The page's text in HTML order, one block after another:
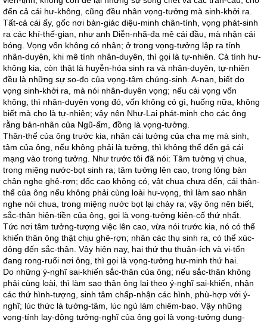
đến cả cái hư-không, cũng đều nhân vọng-tưởng mà sinh-khởi ra.
Tất-cả cái ấy, gốc nơi bản-giác diệu-minh chân-tính, vọng phát-sinh
ra các khí-thế-gian, như anh Diễn-nhã-đa mê cái đầu, mà nhận cái
bóng. Vọng vốn không có nhân; ở trong vọng-tưởng lập ra tính
nhân-duyên, khi mê tính nhân-duyên, thì gọi là tự-nhiên. Cả tính hư-
không kia, còn thật là huyễn-hóa sinh ra và nhân-duyên, tự-nhiên
đều là những sự so-đo của vọng-tâm chúng-sinh. A-nan, biết do
vọng sinh-khởi ra, mà nói nhân-duyên vọng; nếu cái vọng vốn
không, thì nhân-duyên vọng đó, vốn không có gì, huống nữa, không
biết mà cho là tự-nhiên; vậy nên Như-Lai phát-minh cho các ông
rằng bản-nhân của Ngũ-ấm, đồng là vọng-tưởng.
Thân-thể của ông trước kia, nhân cái tưởng của cha mẹ mà sinh,
tâm của ông, nếu không phải là tưởng, thì không thể đến gá cái
mạng vào trong tưởng. Như trước tôi đã nói: Tâm tưởng vị chua,
trong miệng nước-bọt sinh ra; tâm tưởng lên cao, trong lòng bàn
chân nghe ghê-rợn; dốc cao không có, vật chua chưa đến, cái thân-
thể của ông nếu không phải cùng loài hư-vọng, thì làm sao nhân
nghe nói chua, trong miệng nước bọt lại chảy ra; vậy ông nên biết,
sắc-thân hiện-tiền của ông, gọi là vọng-tưởng kiên-cố thứ nhất.
Tức nơi tâm tưởng-tượng việc lên cao, vừa nói trước kia, nó có thể
khiến thân ông thật chịu ghê-rợn; nhân các thụ sinh ra, có thể xúc-
động đến sắc-thân. Vậy hiện nay, hai thứ thụ thuận-ích và vi-tổn
đang rong-ruổi nơi ông, thì gọi là vọng-tưởng hư-minh thứ hai.
Do những ý-nghĩ sai-khiến sắc-thân của ông; nếu sắc-thân không
phải cùng loài, thì làm sao thân ông lại theo ý-nghĩ sai-khiến, nhận
các thứ hình-tượng, sinh tâm chấp-nhận các hình, phù-hợp với ý-
nghĩ; lúc thức là tưởng-tâm, lúc ngủ làm chiêm-bao. Vậy những
vọng-tính lay-động tưởng-nghĩ của ông gọi là vọng-tưởng dung-